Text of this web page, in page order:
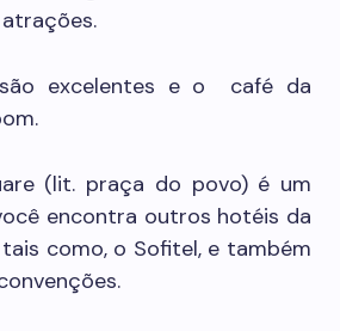
excelentes e o café da
(lit. praça do povo) é um
encontra outros hotéis da
como, o Sofitel, e também